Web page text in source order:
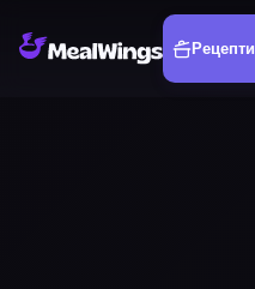
Рецепти